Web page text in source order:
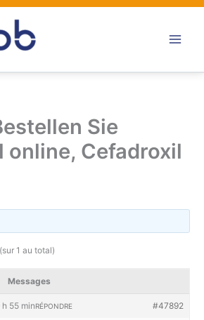
Sie
online, Cefadroxil
1 au total)
Messages
55 min #47892
RÉPONDRE